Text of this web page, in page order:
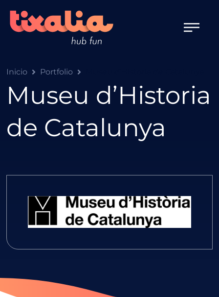
Inicio Portfolio
Museu d’Historia
de Catalunya